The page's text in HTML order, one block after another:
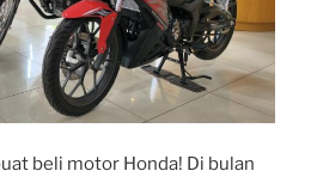
beli motor Honda! Di bulan